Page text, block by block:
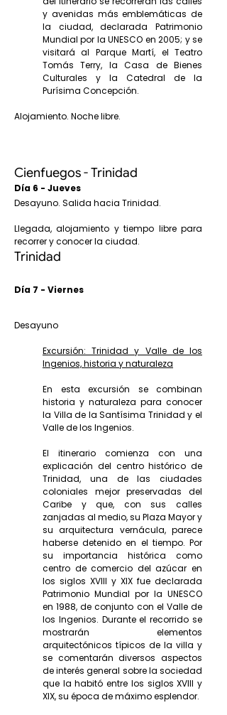
y avenidas más emblemáticas de
la ciudad, declarada Patrimonio
Mundial por la UNESCO en 2005; y se
visitará al Parque Martí, el Teatro
Tomás Terry, la Casa de Bienes
Culturales y la Catedral de la
Purísima Concepción.
Alojamiento. Noche libre.
Cienfuegos - Trinidad
Día 6 - Jueves
Desayuno. Salida hacia Trinidad.
Llegada, alojamiento y tiempo libre para
recorrer y conocer la ciudad.
Trinidad
Día 7 - Viernes
Desayuno
Excursión: Trinidad y Valle de los
Ingenios, historia y naturaleza
En esta excursión se combinan
historia y naturaleza para conocer
la Villa de la Santísima Trinidad y el
Valle de los Ingenios.
El itinerario comienza con una
explicación del centro histórico de
Trinidad, una de las ciudades
coloniales mejor preservadas del
Caribe y que, con sus calles
zanjadas al medio, su Plaza Mayor y
su arquitectura vernácula, parece
haberse detenido en el tiempo. Por
su importancia histórica como
centro de comercio del azúcar en
los siglos XVIII y XIX fue declarada
Patrimonio Mundial por la UNESCO
en 1988, de conjunto con el Valle de
los Ingenios. Durante el recorrido se
mostrarán elementos
arquitectónicos típicos de la villa y
se comentarán diversos aspectos
de interés general sobre la sociedad
que la habitó entre los siglos XVIII y
XIX, su época de máximo esplendor.